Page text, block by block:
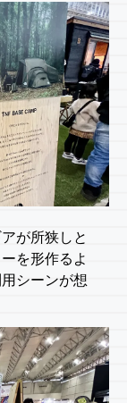
が所狭しと
を形作るよ
シーンが想